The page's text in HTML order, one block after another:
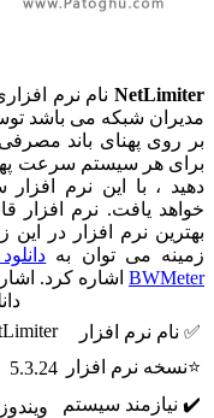
نام نرم افزاری
شبکه می باشد توسط
پهنای باند مصرفی
هر سیستم سرعت پهنای
، با این نرم افزار
یافت. نرم افزار
نرم افزار در این
می توان بهدانلود NetTraffic
اشاره کرد. اشاره
دانلود NetLimiter
نرم افزار
NetLimiter
نرم افزار 5.3.24
سیستم
ویندوز 7 به بالا